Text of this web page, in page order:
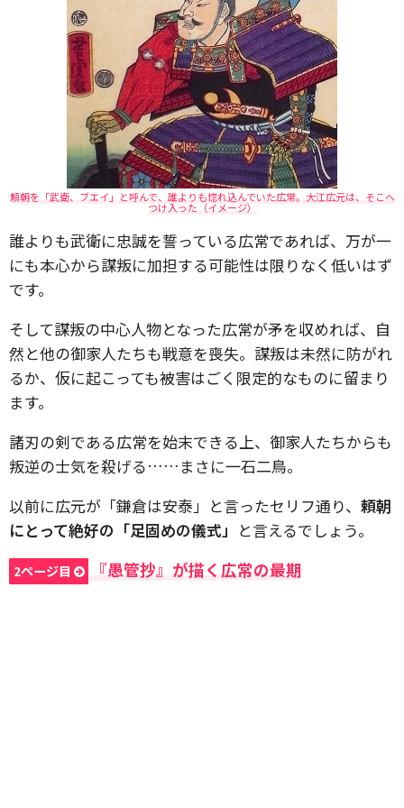
頼朝を「武衛、ブエイ」と呼んで、誰よりも惚れ込んでいた広常。大江広元は、そこへ
つけ入った（イメージ）
誰よりも武衛に忠誠を誓っている広常であれば、万が一
にも本心から謀叛に加担する可能性は限りなく低いはず
です。
そして謀叛の中心人物となった広常が矛を収めれば、自
然と他の御家人たちも戦意を喪失。謀叛は未然に防がれ
るか、仮に起こっても被害はごく限定的なものに留まり
ます。
諸刃の剣である広常を始末できる上、御家人たちからも
叛逆の士気を殺げる……まさに一石二鳥。
以前に広元が「鎌倉は安泰」と言ったセリフ通り、 頼朝
にとって絶好の「足固めの儀式」 と言えるでしょう。
2ページ目 『愚管抄』が描く広常の最期